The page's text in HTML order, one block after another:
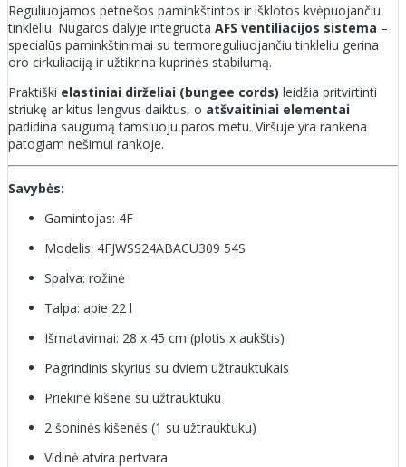
Reguliuojamos petnešos paminkštintos ir išklotos kvėpuojančiu
tinkleliu. Nugaros dalyje integruota AFS ventiliacijos sistema –
specialūs paminkštinimai su termoreguliuojančiu tinkleliu gerina
oro cirkuliaciją ir užtikrina kuprinės stabilumą.
Praktiški elastiniai dirželiai (bungee cords) leidžia pritvirtinti
striukę ar kitus lengvus daiktus, o atšvaitiniai elementai
padidina saugumą tamsiuoju paros metu. Viršuje yra rankena
patogiam nešimui rankoje.
Savybės:
Gamintojas: 4F
Modelis: 4FJWSS24ABACU309 54S
Spalva: rožinė
Talpa: apie 22 l
Išmatavimai: 28 x 45 cm (plotis x aukštis)
Pagrindinis skyrius su dviem užtrauktukais
Priekinė kišenė su užtrauktuku
2 šoninės kišenės (1 su užtrauktuku)
Vidinė atvira pertvara